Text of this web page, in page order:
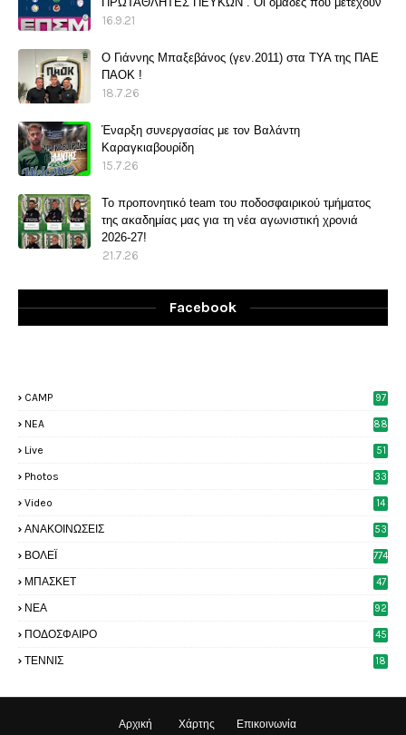
16.9.21
O Γιάννης Μπαξεβάνος (γεν.2011) στα ΤΥΑ της ΠΑΕ
ΠΑΟΚ !
18.7.26
Έναρξη συνεργασίας με τον Βαλάντη
Καραγκιαβουρίδη
15.7.26
Το προπονητικό team του ποδοσφαιρικού τμήματος
της ακαδημίας μας για τη νέα αγωνιστική χρονιά
2026-27!
21.7.26
Facebook
CAMP 97
NEA 88
Live 51
Photos
33
Video
14
ΑΝΑΚΟΙΝΩΣΕΙΣ
53
ΒΟΛΕΪ 774
ΜΠΑΣΚΕΤ
47
ΝΕΑ
92
ΠΟΔΟΣΦΑΙΡΟ
45
ΤΕΝΝΙΣ
18
Αρχική Χάρτης Επικοινωνία